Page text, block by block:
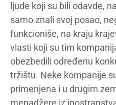
ljude koji su bili odavde,
samo znali svoj posao,
funkcioniše, na kraju
vlasti koji su tim
obezbedili određenu
tržištu. Neke kompanije
primenjena i u drugim
menadžere iz